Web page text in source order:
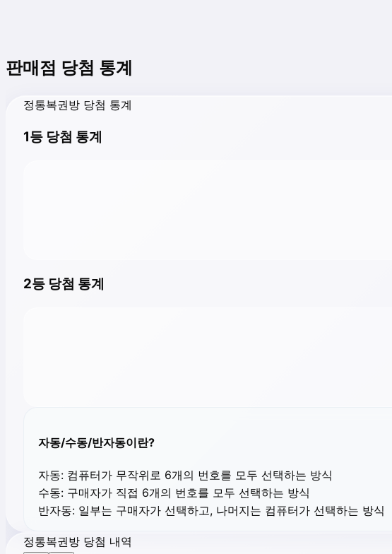
판매점 당첨 통계
정통복권방 당첨 통계
1등 당첨 통계
2등 당첨 통계
자동/수동/반자동이란?
자동: 컴퓨터가 무작위로 6개의 번호를 모두 선택하는 방식
수동: 구매자가 직접 6개의 번호를 모두 선택하는 방식
반자동: 일부는 구매자가 선택하고, 나머지는 컴퓨터가 선택하는 방식
정통복권방 당첨 내역